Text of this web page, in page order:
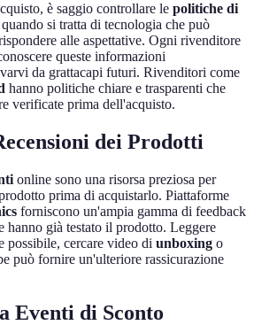
è saggio controllare le politiche di
si tratta di tecnologia che può
alle aspettative. Ogni rivenditore
queste informazioni
da grattacapi futuri. Rivenditori come
hanno politiche chiare e trasparenti che
verificate prima dell'acquisto.
dei Prodotti
online sono una risorsa preziosa per
prima di acquistarlo. Piattaforme
forniscono un'ampia gamma di feedback
hanno già testato il prodotto. Leggere
possibile, cercare video di unboxing o
può fornire un'ulteriore rassicurazione
Eventi di Sconto